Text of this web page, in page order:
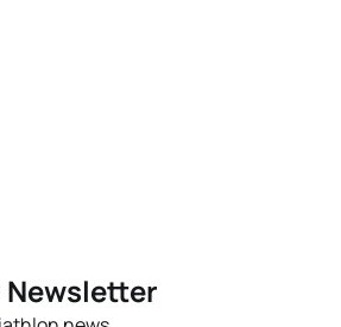
Newsletter